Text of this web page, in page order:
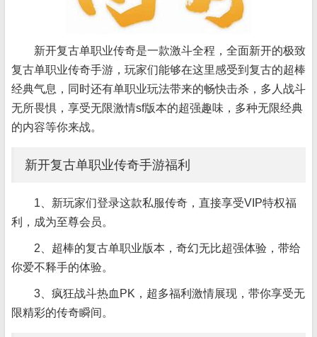
新开复古单职业传奇是一款激斗全程，全面新开的极致
复古单职业传奇手游，玩家们能够在这里感受到复古的超棒
经典气息，同时还有单职业玩法带来的畅快击杀，多人战斗
无所畏惧，享受无限激情sf版本的超强趣味，多种无限经典
的内容等你来战。
新开复古单职业传奇手游福利
1、新玩家们登录这款私服传奇，直接享受VIP特权福
利，成为至尊会员。
2、超棒的复古单职业版本，奇幻无比超强体验，带给
你爱不释手的体验。
3、疯狂战斗热血PK，超多福利激情展现，带你享受无
限精彩的传奇瞬间。